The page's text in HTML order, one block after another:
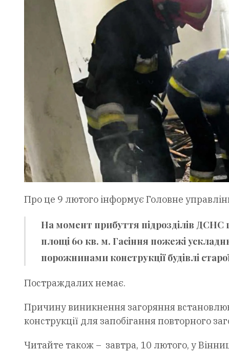
Про це 9 лютого інформує Головне
На момент прибуття підрозділів
площі 60 кв. м. Гасіння пожежі
порожнинами конструкції будівлі
Постраждалих немає.
Причину виникнення загоряння
конструкції для запобігання повторного
Читайте також – завтра, 10 лютого, у